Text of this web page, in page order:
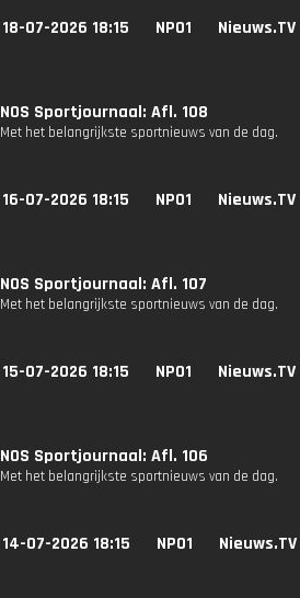
18-07-2026 18:15 NPO1 Nieuws.TV
NOS Sportjournaal: Afl. 108
Met het belangrijkste sportnieuws van de dag.
16-07-2026 18:15 NPO1 Nieuws.TV
NOS Sportjournaal: Afl. 107
Met het belangrijkste sportnieuws van de dag.
15-07-2026 18:15 NPO1 Nieuws.TV
NOS Sportjournaal: Afl. 106
Met het belangrijkste sportnieuws van de dag.
14-07-2026 18:15 NPO1 Nieuws.TV